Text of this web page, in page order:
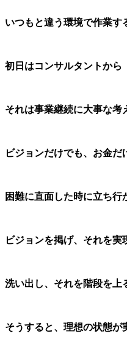
いつもと違う環境で作業す
初日はコンサルタントから
それは事業継続に大事な考
ビジョンだけでも、お金だ
困難に直面した時に立ち行
ビジョンを掲げ、それを
洗い出し、それを階段を上
そうすると、理想の状態が